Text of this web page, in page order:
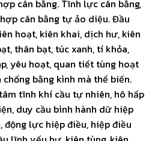
cân bằng. Tĩnh lực cân bằng,
cân bằng tự ảo diệu. Đầu
hoạt, kiên khai, dịch hư, kiên
thân bạt, túc xanh, tí khỏa,
yêu hoạt, quan tiết tùng hoạt
bằng kình mà thế biến.
tĩnh khí cầu tự nhiên, hô hấp
duy cầu bình hành dữ hiệp
động lực hiệp điều, hiệp điều